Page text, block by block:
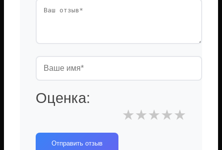
Оценка:
★
★
★
★
★
Отправить отзыв